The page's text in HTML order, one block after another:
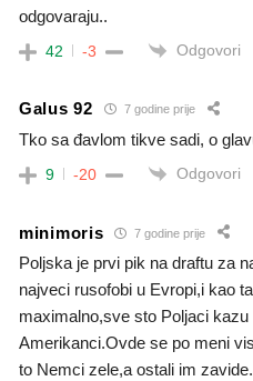
odgovaraju..
42 -3 Odgovori
Galus 92 7 godine prije
Tko sa đavlom tikve sadi, o
9 -20 Odgovori
minimoris 7 godine prije
Poljska je prvi pik na draftu za
najveci rusofobi u Evropi,i kao
maximalno,sve sto Poljaci
Amerikanci.Ovde se po meni
to Nemci zele,a ostali im